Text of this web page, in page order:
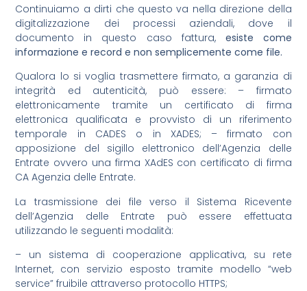
Continuiamo a dirti che questo va nella direzione della
digitalizzazione dei processi aziendali, dove il
documento in questo caso fattura, esiste come
informazione e record e non semplicemente come file.
Qualora lo si voglia trasmettere firmato, a garanzia di
integrità ed autenticità, può essere: – firmato
elettronicamente tramite un certificato di firma
elettronica qualificata e provvisto di un riferimento
temporale in CADES o in XADES; – firmato con
apposizione del sigillo elettronico dell’Agenzia delle
Entrate ovvero una firma XAdES con certificato di firma
CA Agenzia delle Entrate.
La trasmissione dei file verso il Sistema Ricevente
dell’Agenzia delle Entrate può essere effettuata
utilizzando le seguenti modalità:
– un sistema di cooperazione applicativa, su rete
Internet, con servizio esposto tramite modello “web
service” fruibile attraverso protocollo HTTPS;